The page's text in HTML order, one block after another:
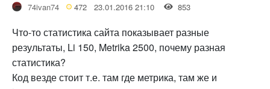
74ivan74 472 23.01.2016 21:10 853
Что-то статистика сайта показывает разные
результаты, Li 150, Metrika 2500, почему разная
статистика?
Код везде стоит т.е. там где метрика, там же и